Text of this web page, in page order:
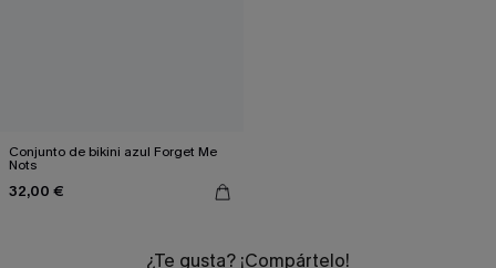
Conjunto de bikini azul Forget Me
Nots
32,00 €
¿Te gusta? ¡Compártelo!